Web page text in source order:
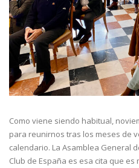
Como viene siendo habitual,
para reunirnos tras los meses de
calendario. La Asamblea General
Club de España es esa cita que